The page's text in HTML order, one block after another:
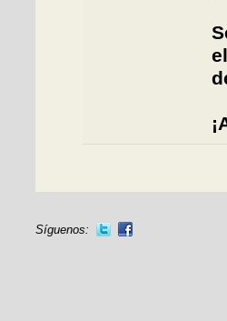
Síguenos: